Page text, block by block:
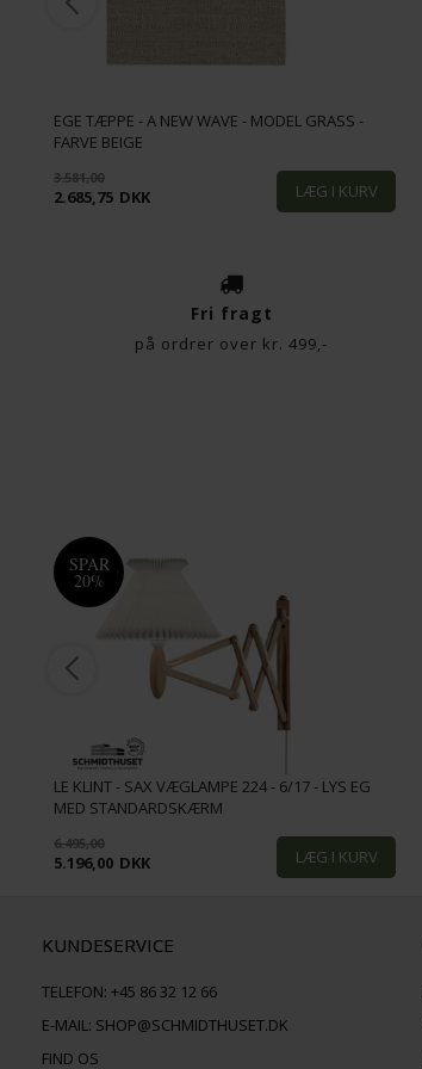
EGE TÆPPE - A NEW WAVE - MODEL GRASS -
FARVE BEIGE
3.581,00
2.685,75 DKK
Fri fragt
på ordrer over kr. 499,-
SPAR
20%
LE KLINT - SAX VÆGLAMPE 224 - 6/17 - LYS EG
MED STANDARDSKÆRM
6.495,00
5.196,00 DKK
KUNDESERVICE
TELEFON:+45 86 32 12 66
E-MAIL: SHOP@SCHMIDTHUSET.DK
FIND OS